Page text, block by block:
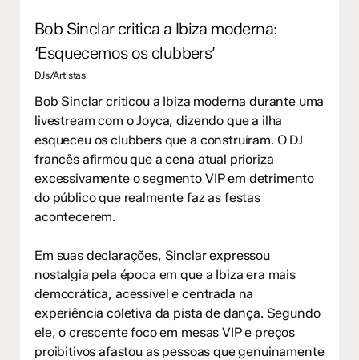
Bob Sinclar critica a Ibiza moderna:
‘Esquecemos os clubbers’
DJs/Artistas
Bob Sinclar criticou a Ibiza moderna durante uma
livestream com o Joyca, dizendo que a ilha
esqueceu os clubbers que a construíram. O DJ
francês afirmou que a cena atual prioriza
excessivamente o segmento VIP em detrimento
do público que realmente faz as festas
acontecerem.
Em suas declarações, Sinclar expressou
nostalgia pela época em que a Ibiza era mais
democrática, acessível e centrada na
experiência coletiva da pista de dança. Segundo
ele, o crescente foco em mesas VIP e preços
proibitivos afastou as pessoas que genuinamente